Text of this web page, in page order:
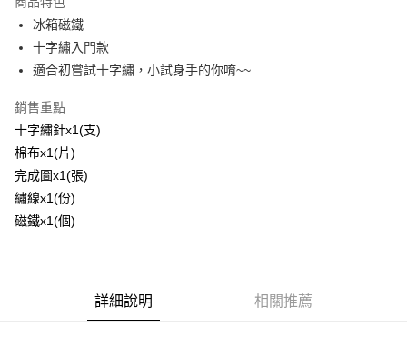
街口支付
悠遊付
運送方式
全家取貨付款
每筆NT$60，滿NT$1,500(含以上)免運費
付款後全家取貨
付款後7-11取貨
冰箱磁鐵
十字繡入門款
適合初嘗試十字繡，小試身手的你唷~~
銷售重點
十字繡針x1(支)
棉布x1(片)
完成圖x1(張)
繡線x1(份)
磁鐵x1(個)
詳細說明 相關推薦